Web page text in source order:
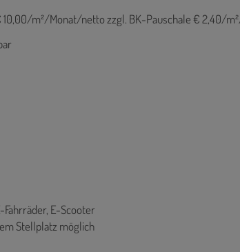
10,00/m²/Monat/netto zzgl. BK-Pauschale € 2,40/
E-Scooter
Stellplatz möglich